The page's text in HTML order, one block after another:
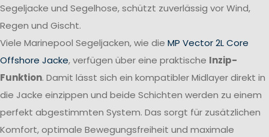
Segeljacke und Segelhose, schützt zuverlässig vor Wind,
Regen und Gischt.
Viele Marinepool Segeljacken, wie die MP Vector 2L Core
Offshore Jacke, verfügen über eine praktische Inzip-
Funktion. Damit lässt sich ein kompatibler Midlayer direkt in
die Jacke einzippen und beide Schichten werden zu einem
perfekt abgestimmten System. Das sorgt für zusätzlichen
Komfort, optimale Bewegungsfreiheit und maximale